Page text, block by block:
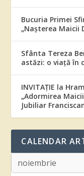
Bucuria Primei
„Nașterea Maicii
Sfânta Tereza
astăzi: o viață în
INVITAȚIE la
„Adormirea
Jubiliar
CALENDAR